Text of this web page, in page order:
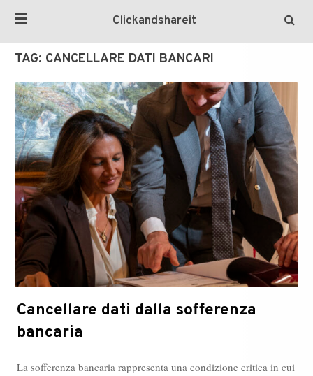
Clickandshareit
TAG: CANCELLARE DATI BANCARI
Cancellare dati dalla sofferenza
bancaria
La sofferenza bancaria rappresenta una condizione critica in cui